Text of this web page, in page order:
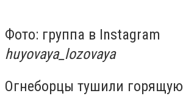
Фото: группа в Instagram
huyovaya_lozovaya
Огнеборцы тушили горящую